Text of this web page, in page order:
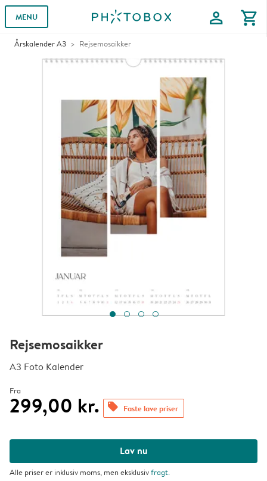
MENU profile shopping_cart
Årskalender A3 Rejsemosaikker
Rejsemosaikker
A3 Foto Kalender
Fra
299,00 kr. offers Faste lave priser
Lav nu
Alle priser er inklusiv moms, men eksklusivfragt.